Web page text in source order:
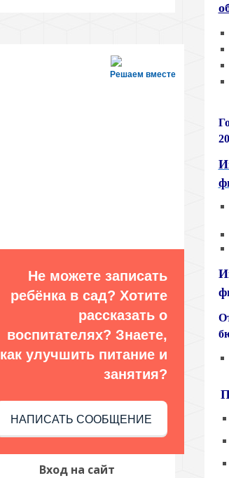
Решаем вместе
Не можете записать
ребёнка в сад? Хотите
рассказать о
воспитателях? Знаете,
как улучшить питание и
занятия?
НАПИСАТЬ СООБЩЕНИЕ
Вход на сайт